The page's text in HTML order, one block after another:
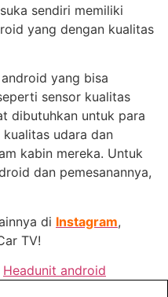
sendiri memiliki
yang dengan kualitas
yang bisa
sensor kualitas
dibutuhkan untuk para
udara dan
kabin mereka. Untuk
dan pemesanannya,
di Instagram,
TV!
Headunit android